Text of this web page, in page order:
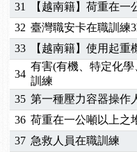
2025/11/10 【中心公告
2025/10/30【進修課程】
2025/08/20 【進修課程】
2025/08/12【中心公告
2025/07/06
2025/06/06【進修課程】
2025/05/29【進修課程
2025/04/28【進修課程
2025/01/21「高壓氣體製
31 【越南籍】荷重在
32 臺灣職安卡在職訓練
33 【越南籍】使用起
34
有害(有機、特定化
訓練
35 第一種壓力容器操作
36 荷重在一公噸以上之
37 急救人員在職訓練